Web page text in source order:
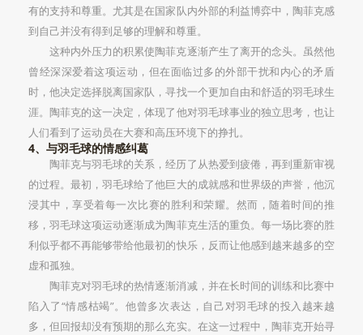
有的支持和尊重。尤其是在国家队内外部的利益博弈中，陶菲克感
到自己并没有得到足够的理解和尊重。
这种内外压力的积累使陶菲克逐渐产生了离开的念头。虽然他
曾经深深爱着这项运动，但在面临过多的外部干扰和内心的矛盾
时，他决定选择脱离国家队，寻找一个更加自由和舒适的羽毛球生
涯。陶菲克的这一决定，体现了他对羽毛球事业的独立思考，也让
人们看到了运动员在大赛和高压环境下的挣扎。
4、与羽毛球的情感纠葛
陶菲克与羽毛球的关系，经历了从热爱到疲倦，再到重新审视
的过程。最初，羽毛球给了他巨大的成就感和世界级的声誉，他沉
浸其中，享受着每一次比赛的胜利和荣耀。然而，随着时间的推
移，羽毛球这项运动逐渐成为陶菲克生活的重负。每一场比赛的胜
利似乎都不再能够带给他最初的快乐，反而让他感到越来越多的空
虚和孤独。
陶菲克对羽毛球的热情逐渐消减，并在长时间的训练和比赛中
陷入了“情感枯竭”。他曾多次表达，自己对羽毛球的投入越来越
多，但回报却没有预期的那么充实。在这一过程中，陶菲克开始寻